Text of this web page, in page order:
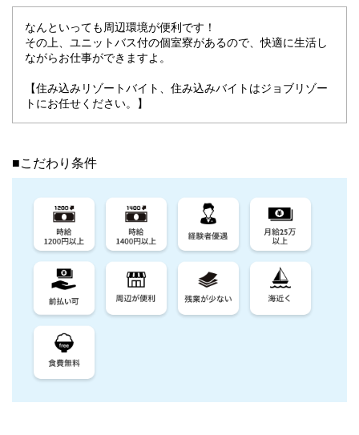
なんといっても周辺環境が便利です！
その上、ユニットバス付の個室寮があるので、快適に生活し
ながらお仕事ができますよ。
【住み込みリゾートバイト、住み込みバイトはジョブリゾー
トにお任せください。】
■こだわり条件